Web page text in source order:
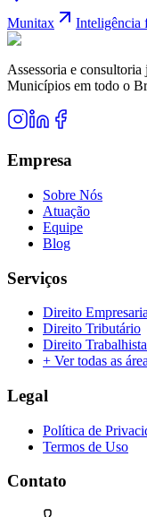
Munitax Inteligência
Assessoria e
Municípios em todo o
Empresa
Sobre Nós
Atuação
Equipe
Blog
Serviços
Direito
Direito Tributário
Direito Trabalhista
+ Ver todas as
Legal
Política de
Termos de Uso
Contato